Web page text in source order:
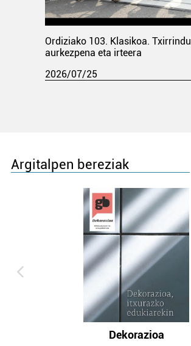
Ordiziako 103. Klasikoa.
aurkezpena eta irteera
2026/07/25
Argitalpen bereziak
Dekorazioa